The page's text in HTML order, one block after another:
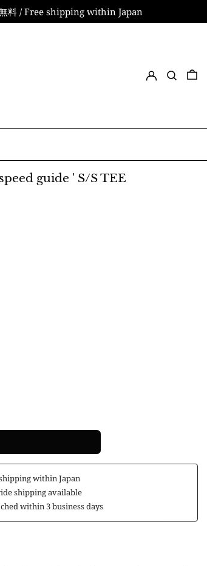
無料 / Free shipping within Japan
guide ' S/S TEE
within Japan
shipping available
within 3 business days